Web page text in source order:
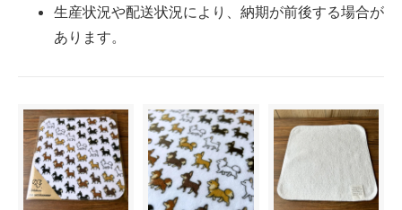
生産状況や配送状況により、納期が前後する場合が
あります。